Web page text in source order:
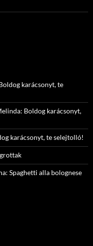
karácsonyt, te
Boldog karácsonyt,
karácsonyt, te selejtolló!
Spaghetti alla bolognese